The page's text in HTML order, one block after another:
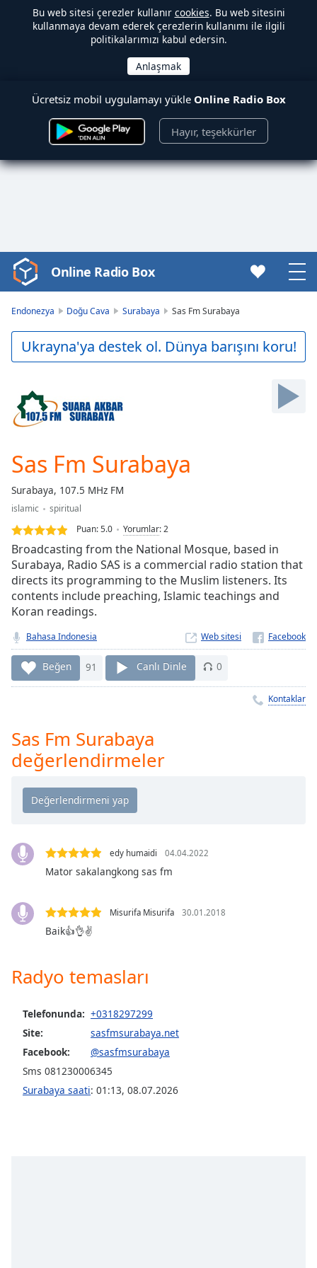
Bu web sitesi çerezler kullanır cookies. Bu web sitesini
kullanmaya devam ederek çerezlerin kullanımı ile ilgili
politikalarımızı kabul edersin.
Ücretsiz mobil uygulamayı yükle Online Radio Box
Hayır, teşekkürler
Video
Player
Play
Video
Backward
Skip
Forward
Current
Time0:00
Duration -:-
Loaded
0.00%
Stream
TypeLIVE
Seek to
currently
behind
Remaining
Time-
Chapters
Descriptions
off
,
selected
subtitles
settings,
subtitles
settings
subtitles
off
selected
Audio
Online Radio Box
Endonezya Doğu Cava Surabaya Sas Fm Surabaya
Ukrayna'ya destek ol. Dünya barışını koru!
Sas Fm Surabaya
Surabaya, 107.5 MHz FM
islamic
spiritual
Puan:5.0 Yorumlar:2
Broadcasting from the National Mosque, based in
Surabaya, Radio SAS is a commercial radio station that
directs its programming to the Muslim listeners. Its
contents include preaching, Islamic teachings and
Koran readings.
Bahasa Indonesia Web sitesi
Beğen 91 Canlı Dinle 0
Kontaklar
Sas Fm Surabaya
değerlendirmeler
edy humaidi 04.04.2022
Mator sakalangkong sas fm
Misurifa Misurifa 30.01.2018
Baik👍👌✌
Radyo temasları
Telefonunda: +0318297299
Site:
sasfmsurabaya.net
Facebook:
@sasfmsurabaya
Sms 081230006345
Surabaya saati: 01:13, 08.07.2026